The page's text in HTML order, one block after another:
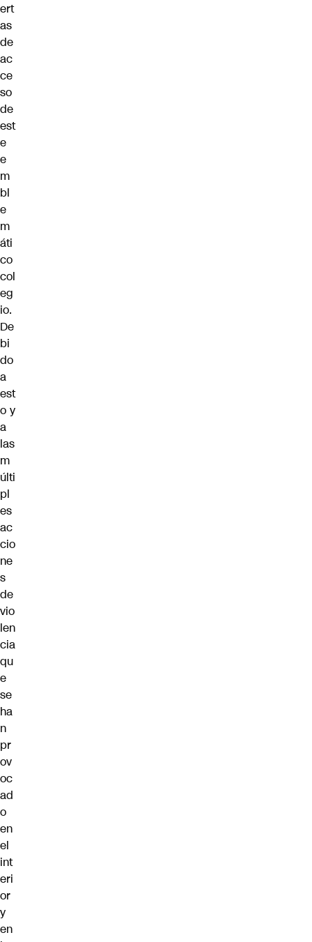
ert
as
de
ac
ce
so
de
est
e
e
m
bl
e
m
áti
co
col
eg
io.
De
bi
do
a
est
o y
a
las
m
últi
pl
es
ac
cio
ne
s
de
vio
len
cia
qu
e
se
ha
n
pr
ov
oc
ad
o
en
el
int
eri
or
y
en